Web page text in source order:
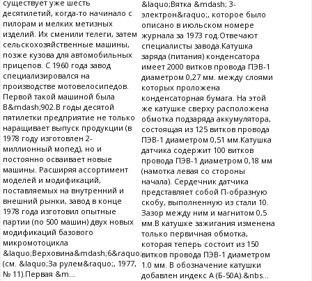
существует уже шесть
десятилетий, когда-то начинало с
пилорам и мелких метизных
изделий. Их сменили телеги, затем
сельскохозяйственные машины,
позже кузова для автомобильных
прицепов. С 1960 года завод
специализировался на
производстве мотовелосипедов.
Первой такой машиной была
В&mdash;902.В годы десятой
пятилетки предприятие не только
наращивает выпуск продукции (в
1978 году изготовлен 2-
миллионный мопед), но и
постоянно осваивает новые
машины. Расширяя ассортимент
моделей и модификаций,
поставляемых на внутренний и
внешний рынки, завод в конце
1978 года изготовил опытные
партии (по 500 машин) двух новых
модификаций базового
микромотоцикла
&laquo;Верховина&mdash;6&raquo;
(см. &laquo;За рулем&raquo;, 1977,
№ 11).Первая &m...
&laquo;Вятка &mdash; 3-
электрон&raquo;, которое было
описано в июльском номере
журнала за 1973 год.Отвечают
специалисты завода.Катушка
заряда (питания) конденсатора
имеет 2000 витков провода ПЭВ-1
диаметром 0,27 мм. между слоями
которых проложена
конденсаторная бумага. На этой
же катушке сверху расположена
обмотка подзаряда аккумулятора,
состоящая из 125 витков провода
ПЭВ-1 диаметром 0,51 мм.Катушка
датчика содержит 100 витков
провода ПЭВ-1 диаметром 0,18 мм
(намотка левая со стороны
начала). Сердечник датчика
представляет собой П-образную
скобу, выполненную из стали 10.
Зазор между ним и магнитом 0,5
мм.В катушке зажигания изменена
только первичная обмотка,
которая теперь состоит из 150
витков провода ПЭВ-1 диаметром
1.0 мм. В обозначение катушки
добавлен индекс А (Б-50А).&nbs...